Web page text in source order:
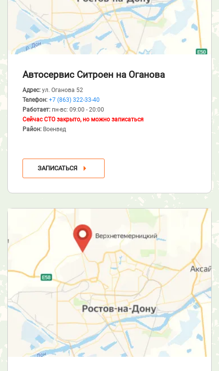
Автосервис Ситроен на Оганова
Адрес: ул. Оганова 52
Телефон: +7 (863) 322-33-40
Работает: пн-вс: 09:00 - 20:00
Сейчас СТО закрыто, но можно записаться
Район: Военвед
ЗАПИСАТЬСЯ